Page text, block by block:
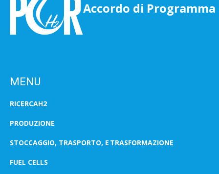
Accordo di Programma
MENU
RICERCAH2
PRODUZIONE
STOCCAGGIO, TRASPORTO, E TRASFORMAZIONE
FUEL CELLS